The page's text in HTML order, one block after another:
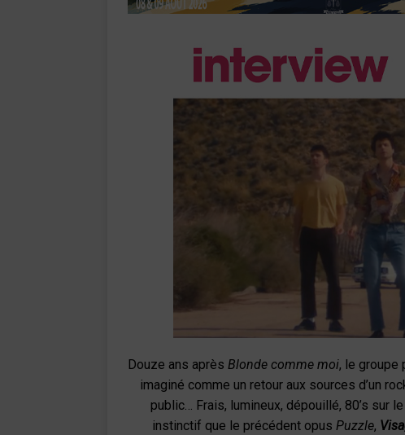
Douze ans aprèsBlonde comme moi, le groupe
imaginé comme un retour aux sources d’un
public… Frais, lumineux, dépouillé, 80’s sur
instinctif que le précédent opus Puzzle,